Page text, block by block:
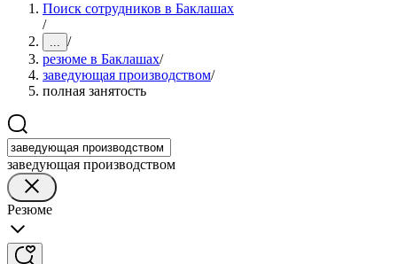
Поиск сотрудников в Баклашах
/
... /
резюме в Баклашах/
заведующая производством/
полная занятость
заведующая производством
Резюме